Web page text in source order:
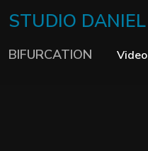
STUDIO DANIEL
BIFURCATION Video